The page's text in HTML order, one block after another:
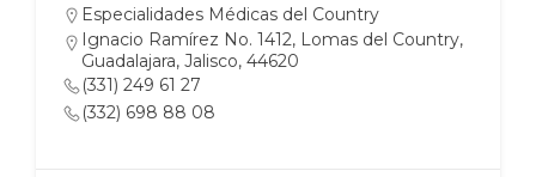
Especialidades Médicas del Country
Ignacio Ramírez No. 1412, Lomas del Country,
Guadalajara, Jalisco, 44620
(331) 249 61 27
(332) 698 88 08